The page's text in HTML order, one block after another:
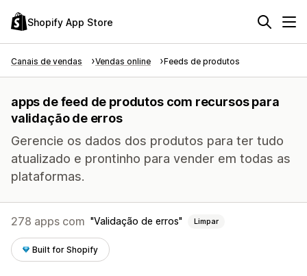
Shopify App Store
Canais de vendas Vendas online Feeds de produtos
apps de feed de produtos com recursos para
validação de erros
Gerencie os dados dos produtos para ter tudo
atualizado e prontinho para vender em todas as
plataformas.
278 apps com Validação de erros Limpar
Built for Shopify